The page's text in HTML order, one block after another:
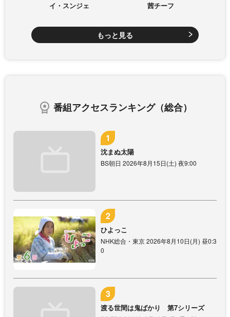
イ・スンジェ 茜チーフ
もっと見る
番組アクセスランキング（総合）
沈まぬ太陽
BS朝日 2026年8月15日(土) 夜9:00
ひよっこ
NHK総合・東京 2026年8月10日(月) 昼0:3
0
渡る世間は鬼ばかり 第7シリーズ